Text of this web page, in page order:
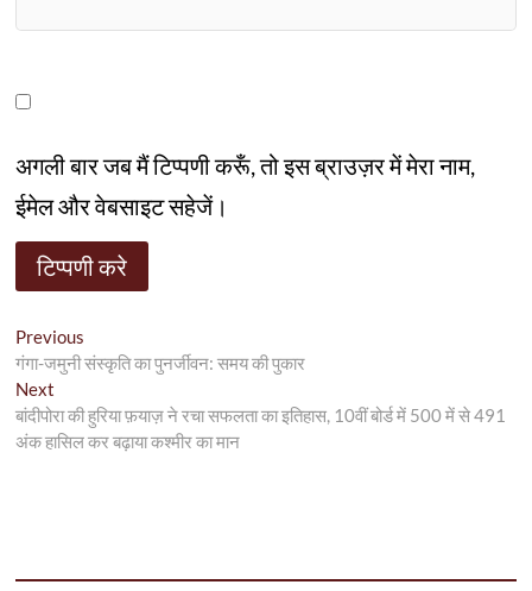
अगली बार जब मैं टिप्पणी करूँ, तो इस ब्राउज़र में मेरा नाम,
ईमेल और वेबसाइट सहेजें।
पोस्ट
नेविगेशन
Previous
post:
गंगा-जमुनी संस्कृति का पुनर्जीवन: समय की पुकार
Next
post:
बांदीपोरा की हुरिया फ़याज़ ने रचा सफलता का इतिहास, 10वीं बोर्ड में 500 में से 491
अंक हासिल कर बढ़ाया कश्मीर का मान